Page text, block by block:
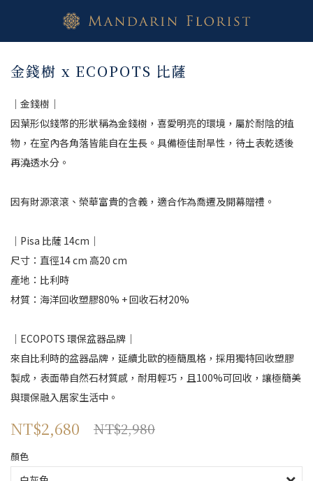
金錢樹 x ECOPOTS 比薩
｜金錢樹｜
因葉形似錢幣的形狀稱為金錢樹，喜愛明亮的環境，屬於耐陰的植
物，在室內各角落皆能自在生長。具備極佳耐旱性，待土表乾透後
再澆透水分。
因有財源滾滾、榮華富貴的含義，適合作為喬遷及開幕贈禮。
｜Pisa 比薩 14cm｜
尺寸：直徑14 cm 高20 cm
產地：比利時
材質：海洋回收塑膠80% + 回收石材20%
｜ECOPOTS 環保盆器品牌｜
來自比利時的盆器品牌，延續北歐的極簡風格，採用獨特回收塑膠
製成，表面帶自然石材質感，耐用輕巧，且100%可回收，讓極簡美
與環保融入居家生活中。
NT$2,680 NT$2,980
顏色